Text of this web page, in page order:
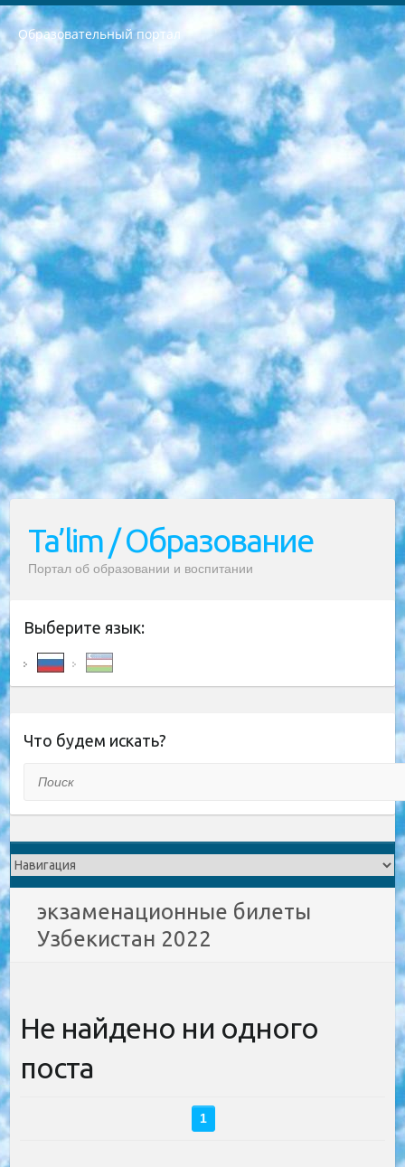
Образовательный портал
РЕСПУБЛИКА УЗБЕКИСТАН МИНИСТРЕРСТВО ДОШКОЛЬНОГО И ШКОЛЬНОГО ОБРАЗОВАНИЯ КОМАНДА в общеобразовательных учреждениях в 2023-2024 учебном году организация и проведение итоговой государственной аттестации обучающихся о Министра дошкольного и школьного образования Республики Узбекистан от 4 марта 2008 года (постановлением Минюста от 20 марта 2008 года № 1778 государственной регистрации) «Итоговое состояние учащихся общего среднего образования на основании положения об утверждении положения об аттестации общего среднего образования выпускной экзамен студентов в образовательных учреждениях в 2023-2024 учебном году В целях организации и прохождения аттестации приказываю: 1. Следующее: перечень предметов, по которым будет проводиться итоговая государственная аттестация и экзамен формы перевода согласно приложению 1; сертификаты международного образца, оценивающие уровень владения иностранными языками перечень согласно приложению 2; 2. Педагогический при специализированных образовательных учреждениях. научно-практический центр квалификации и международной оценки (Д.Давидова) 2024 г. До 25 марта: задания по предметам, по которым будет проводиться итоговая аттестация разработка и утверждение технических условий; итоговая аттестация на основании разработанного предметного задания разработка вопросов по предметам (устно и письменно), экзамен передача; общеобразовательные средние школы и специальные учебные заведения учащиеся выпускных классов школ и интернатов в агентской системе подготовка базы данных экзаменационных материалов и критериев оценки; перевод базы экзаменационных материалов на все языки обучения подать в Республиканский образовательный центр для изготовления; варианты экзаменов на основе разработанных контрольных материалов пусть будут поставлены задачи формирования. 3. Республиканский образовательный центр (Ш.Худайкулов) до 5 апреля 2024 года. до: база данных предоставленных экзаменационных материалов на все языки обучения перевод и экспертиза; для слепых, слабовидящих, глухих, слабослышащих и умственно отсталых детей учащиеся выпускных классов специализированных школ и школ-интернатов база данных экзаменационных материалов на всех преподаваемых языках подготовка критериев оценки; специализированные школы для умственно отсталых детей и технологии для учащихся выпускных классов школ-интернатов разработка соответствующих рекомендаций и критериев проведения ЕГЭ по естествознанию давать задания. 4. Педагогический при специализированных образовательных учреждениях. Научно-практический центр навыков и международной оценки (Д.Давидова), Республика образовательный центр (Худайкулов Ш.) итоговый государственный аттестационный экзамен ориентирован на творческое и логическое мышление при подготовке базы материалов учитывать введение заданий. 5. Следует отметить, что: сертификат государственного образца о знании общеобразовательного предмета и как минимум национальный уровень B1 по предметам на иностранных языках, указанным в Приложении 2. или международно признанный сертификат эквивалентного уровня студенты, изучающие определенный предмет, освобождаются от экзамена; по соответствующим предметам запланирована итоговая государственная аттестация за день до дня, путем жеребьевки Рабочей группой (в письменной форме по предметам, проводимым в форме) из числа сформированных вариантов выбрано 2 варианта; 2 выбранных варианта экзамена анонсированы на официальном сайте министерства и все выпускники по всей стране на основе этих вариантов проводит итоговую государственную аттестацию. 6. Государственное образование учащихся средних общеобразовательных учреждений. знания в соответствии с квалификационными требованиями, которые необходимо приобрести на основании стандартов итоговый (выпускной) контроль для 9 и 11 классов в целях тестирования Экзамены (далее – экзамены) состоят из предметов, перечисленных в приложении 1. будет сделано. 7. Экзамены пройдут с 26 мая по 15 июня 2024 г. (кроме науки физического воспитания). 8. Физическая для учащихся 9 классов общесредних образовательных учреждений. Экзамены по предмету «Образование, квалификация медицина» 1-6 мая 2024 года. сотрудники перевести под присмотр (с отклонениями в физическом или умственном развитии) специализированная школа для детей, школы-интернаты и со сколиозом школы-интернаты санаторного типа для больных детей исключены). 9. Он был слепым, слабовидящим и имел нарушения опорно-двигательного аппарата. экзамены в специализированных школах и интернатах для детей должны проводиться исходя из требований, предъявляемых к общеобразовательным учреждениям (физкультура кроме науки). 10. Специализированная школа для глухих и слабослышащих детей. и экзамены в интернатах и быть реализован в виде письменного теста по математике. 11. Специальность для умственно отсталых детей. Для 9 класса Родной язык и литературное письмо Государственный язык (язык обучения – узбекский). для неклассов) написано Математическое письмо Письменная/устная история Узбекистана Физическое воспитание практично Итоговый контроль Для 11 класса Написание родного языка и литературы (эссе) Математическое письмо Узбекский язык (обучение на узбекском языке) не посещающее общее среднее образование для учреждений)/Образовательное учреждение выбор письменный и устный Иностранный язык письменный/устный Письменная/устная история Узбекистана *По выбору студента:  Химия  Физика  Основы государственного права  География 10 бесплатных образовательных ресурсов - Мы составили подборку онлайн-проектов с интерактивными упражнениями, видеолекциями и статьями. Они помогут вам обрести новые и освежить старые знания бесплатно. 1. «ИНТУИТ» Старейшая образовательная площадка Рунета. Здесь вы найдёте сотни текстовых и видеокурсов на десятки различных тем — от программирования до психологии. Многие курсы подготовлены российскими университетами и крупными международными компаниями вроде Intel и Microsoft. Самостоятельное обучение бесплатное, но желающие могут оплатить услуги персональных наставников. 2. «Смартия» знакомит с актуальными профессиями и подсказывает, как им обучаться. Выбрав заинтересовавшую вас специальность — SMM-специалист, фотограф, веб-дизайнер или другую, — увидите список необходимых для неё умений. Чтобы вы могли освоить их самостоятельно, для каждого умения площадка отображает подборку ссылок на учебные материалы. Хотя «Смартия» ориентируется на русскоязычную аудиторию, часть контента всё же доступна только на английском. 3. «Лекторий Физтеха» Проект Московского физико-технического института (Физтеха). С его помощью вы можете смотреть онлайн серии лекций, записанные на видео в этом вузе. В числе доступных предметов — физика, биология, химия, информационные технологии и другие. К некоторым лекциям администрация ресурса прилагает готовые конспекты, которые можно скачивать в PDF-формате. 4. ITMOcourses Онлайн-площадка Санкт-Петербургского национального исследовательского университета информационных технологий, механики и оптики (ИТМО). Ресурс предоставляет свободный доступ к курсам, разработанным в этом вузе. Каталог материалов разбит на четыре категории: «Оптические системы и технологии», «Приборостроение и робототехника», «Информационные технологии» и «Биотехнологии». Курсы состоят из видеолекций, интерактивных демонстраций и заданий. 5. «КиберЛенинка» Электронная научная библиотека открытого доступа. Каталог площадки регулярно обрастает текстами статей из различных научных изданий. Сгруппированные по журналам и рубрикам публикации можно читать онлайн или скачивать целиком в PDF-формате. Проект нацелен на популяризацию науки за счёт открытого доступа к качественной информации. 6. «ПостНаука» На этом ресурсе публикуют подборки видеолекций, составленные экспертами из разных отраслей и объединённые общими темами. Среди них, к примеру, есть серии «Биоинформатика и геномика», «Культура средневековой Скандинавии» и Cinema Studies о теории кино. Каждая подборка лекций — логически связанная история, рассказанная экспертом от первого лица. Кроме того, на сайте появляются научно-образовательные статьи и тесты на разные темы. 7. «Newочём» Команда проекта «Newочём» отбирает самые интересные тексты из англоязычных СМИ и переводит те из них, за которые голосуют участники сообщества «ВКонтакте». По большей части это научно-популярные статьи. Редакторы придумывают лишь заголовки, в остальном содержание переводов соответствует оригиналам. Полные тексты можно читать прямо в социальной сети. 8. InternetUrok Онлайн-база материалов по основным дисциплинам школьной программы. Информация на сайте структурирована по классам, предметам и темам (урокам). Каждый урок состоит из видеолекций и конспектов. Есть также интерактивные тренажёры и тесты для закрепления пройденного материала. Даже если вы давно окончили школу, возможность повторить программу старших классов всегда может пригодиться. 9. Edutainme Ещё один ресурс об образовании. В отличие от Newtonew, как мне кажется, Edutainme больше ориентируется на представителей индустрии: педагогов, предпринимателей, разработчиков образовательных проектов. Но и любой, кто просто стремится к саморазвитию, найдёт на сайте много полезного и интересного для себя. Например, информацию о новых курсах и образовательных сервисах. 10. Newtonew Онлайн-медиа об образовании и обучении в широком смысле. Авторы Newtonew пишут об инструментах, заведениях, тактиках и стратегиях, которые помогают учить других и получать новые знания самостоятельно. На этой площадке вы найдёте новости, обзоры, аналитические мат
Ta’lim / Образование
Портал об образовании и воспитании
Выберите язык:
Что будем искать?
экзаменационные билеты
Узбекистан 2022
Не найдено ни одного
поста
1